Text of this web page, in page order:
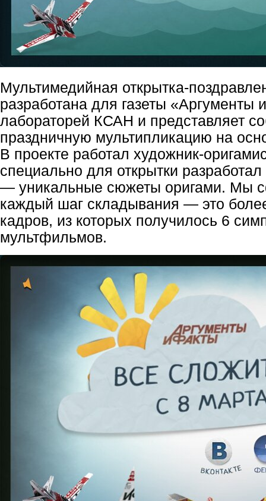
Мультимедийная открытка-
разработана для газеты «Аргументы
лабораторей КСАН и представляет
праздничную мультипликацию на
В проекте работал художник-
специально для открытки
— уникальные сюжеты оригами. Мы
каждый шаг складывания — это
кадров, из которых получилось 6
мультфильмов.